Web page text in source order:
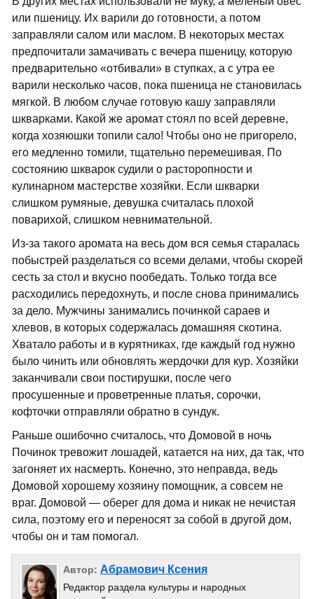
или пшеницу. Их варили до готовности, а потом
заправляли салом или маслом. В некоторых местах
предпочитали замачивать с вечера пшеницу, которую
предварительно «отбивали» в ступках, а с утра ее
варили несколько часов, пока пшеница не становилась
мягкой. В любом случае готовую кашу заправляли
шкварками. Какой же аромат стоял по всей деревне,
когда хозяюшки топили сало! Чтобы оно не пригорело,
его медленно томили, тщательно перемешивая. По
состоянию шкварок судили о расторопности и
кулинарном мастерстве хозяйки. Если шкварки
слишком румяные, девушка считалась плохой
поварихой, слишком невнимательной.
Из-за такого аромата на весь дом вся семья старалась
побыстрей разделаться со всеми делами, чтобы скорей
сесть за стол и вкусно пообедать. Только тогда все
расходились передохнуть, и после снова принимались
за дело. Мужчины занимались починкой сараев и
хлевов, в которых содержалась домашняя скотина.
Хватало работы и в курятниках, где каждый год нужно
было чинить или обновлять жердочки для кур. Хозяйки
заканчивали свои постирушки, после чего
просушенные и проветренные платья, сорочки,
кофточки отправляли обратно в сундук.
Раньше ошибочно считалось, что Домовой в ночь
Починок тревожит лошадей, катается на них, да так, что
загоняет их насмерть. Конечно, это неправда, ведь
Домовой хорошему хозяину помощник, а совсем не
враг. Домовой — оберег для дома и никак не нечистая
сила, поэтому его и переносят за собой в другой дом,
чтобы он и там помогал.
Автор: Абрамович Ксения
Редактор раздела культуры и народных